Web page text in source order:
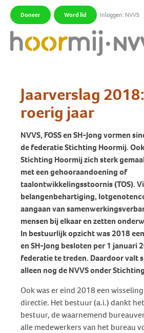
Doneer Word lid Inloggen: NVVS
Jaarverslag
roerig jaar
NVVS, FOSS en SH-Jong vormen
de federatie Stichting Hoormij.
Stichting Hoormij zich sterk
met een gehooraandoening of
taalontwikkelingsstoornis (TOS).
belangenbehartiging,
aangaan van
mensen bij elkaar en zetten
In bestuurlijk opzicht was 2018
en SH-Jong besloten per 1 januari
federatie te treden. Daardoor valt
alleen nog de NVVS onder
Ook was er eind 2018 een
directie. Het bestuur (a.i.) dankt
bestuur, de waarnemend
alle medewerkers van het bureau